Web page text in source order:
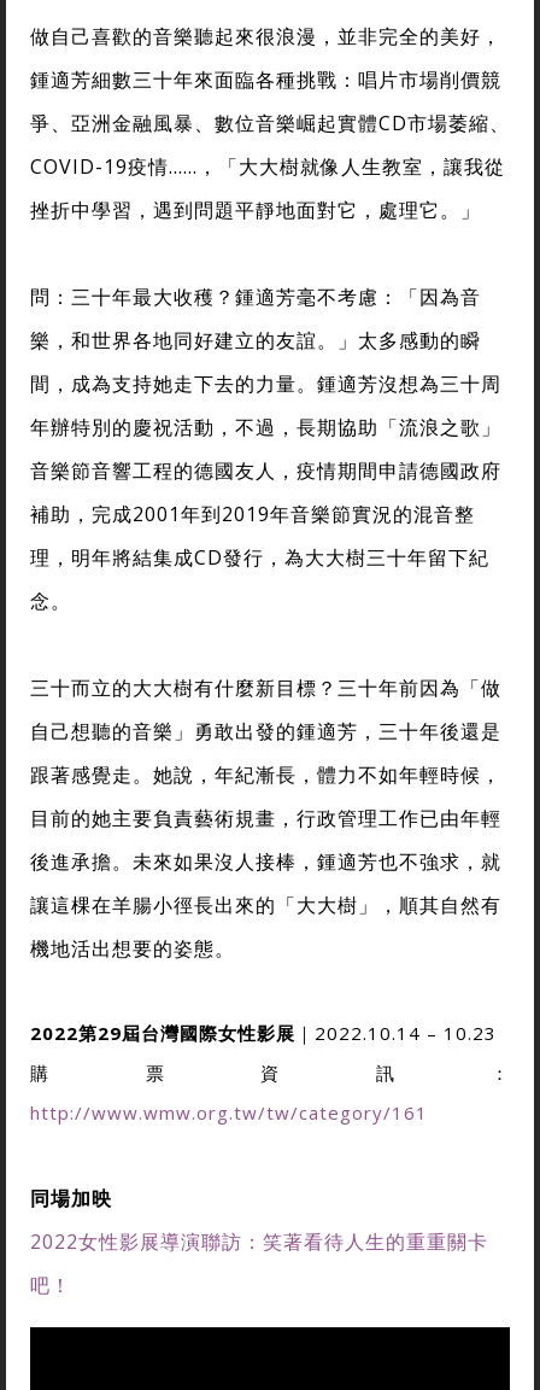
做自己喜歡的音樂聽起來很浪漫，並非完全的美好，
鍾適芳細數三十年來面臨各種挑戰：唱片市場削價競
爭、亞洲金融風暴、數位音樂崛起實體CD市場萎縮、
COVID-19疫情……，「大大樹就像人生教室，讓我從
挫折中學習，遇到問題平靜地面對它，處理它。」
問：三十年最大收穫？鍾適芳毫不考慮：「因為音
樂，和世界各地同好建立的友誼。」太多感動的瞬
間，成為支持她走下去的力量。鍾適芳沒想為三十周
年辦特別的慶祝活動，不過，長期協助「流浪之歌」
音樂節音響工程的德國友人，疫情期間申請德國政府
補助，完成2001年到2019年音樂節實況的混音整
理，明年將結集成CD發行，為大大樹三十年留下紀
念。
三十而立的大大樹有什麼新目標？三十年前因為「做
自己想聽的音樂」勇敢出發的鍾適芳，三十年後還是
跟著感覺走。她說，年紀漸長，體力不如年輕時候，
目前的她主要負責藝術規畫，行政管理工作已由年輕
後進承擔。未來如果沒人接棒，鍾適芳也不強求，就
讓這棵在羊腸小徑長出來的「大大樹」，順其自然有
機地活出想要的姿態。
2022第29屆台灣國際女性影展 ｜2022.10.14 – 10.23
購票資訊：
http://www.wmw.org.tw/tw/category/161
同場加映
2022女性影展導演聯訪：笑著看待人生的重重關卡
吧！